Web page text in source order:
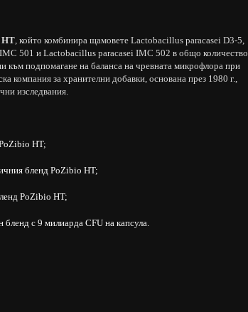
HT, който комбинира щамовете Lactobacillus paracasei D3-5,
501 и Lactobacillus paracasei IMC 502 в общо количество
към подпомагане на баланса на чревната микрофлора при
компания за хранителни добавки, основана през 1980 г.,
изследвания.
HT;
бленд PoZibio HT;
PoZibio HT;
с 9 милиарда CFU на капсула.